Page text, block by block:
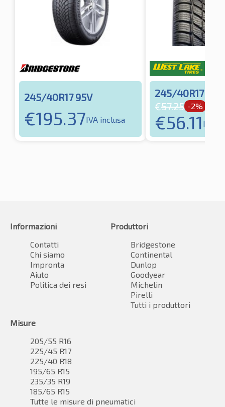
245/40R17 95V
€195.37IVA inclusa
245/40R17 95V
€57.25 -2%
€56.11 IVA
Informazioni
Contatti
Chi siamo
Impronta
Aiuto
Politica dei resi
Produttori
Bridgestone
Continental
Dunlop
Goodyear
Michelin
Pirelli
Tutti i produttori
Misure
205/55 R16
225/45 R17
225/40 R18
195/65 R15
235/35 R19
185/65 R15
Tutte le misure di pneumatici